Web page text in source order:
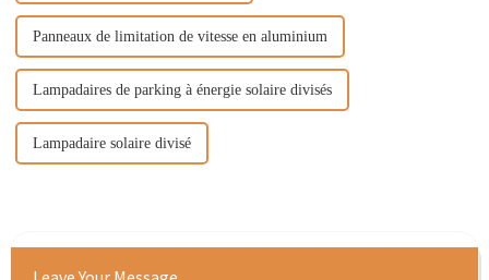
Panneaux de limitation de vitesse en aluminium
Lampadaires de parking à énergie solaire divisés
Lampadaire solaire divisé